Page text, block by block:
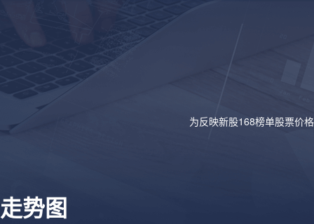
为反映新股168榜单股票价
走势图